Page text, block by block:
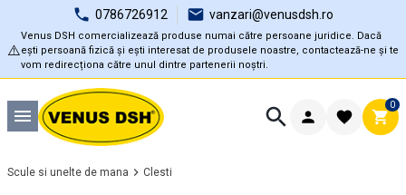
0786726912 vanzari@venusdsh.ro
⚠️
Venus DSH comercializează produse numai către persoane juridice. Dacă
ești persoană fizică și ești interesat de produsele noastre, contactează-ne și te
vom redirecționa către unul dintre partenerii noștri.
0
Scule si unelte de mana Clesti